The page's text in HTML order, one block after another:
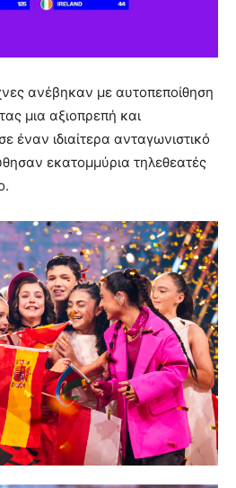
ανέβηκαν με αυτοπεποίθηση
μια αξιοπρεπή και
έναν ιδιαίτερα ανταγωνιστικό
εκατομμύρια τηλεθεατές